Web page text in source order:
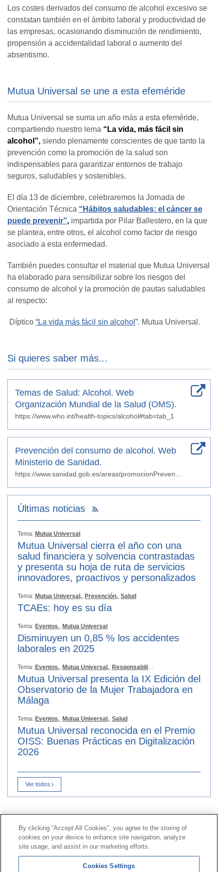
Los costes derivados del consumo de alcohol excesivo se
constatan también en el ámbito laboral y productividad de
las empresas, ocasionando disminución de rendimiento,
propensión a accidentalidad laboral o aumento del
absentismo.
Mutua Universal se une a esta efeméride
Mutua Universal se suma un año más a esta efeméride,
compartiendo nuestro lema “La vida, más fácil sin
alcohol”, siendo plenamente conscientes de que tanto la
prevención como la promoción de la salud son
indispensables para garantizar entornos de trabajo
seguros, saludables y sostenibles.
El día 13 de diciembre, celebraremos la Jornada de
Orientación Técnica “Hábitos saludables: el cáncer se
puede prevenir”, impartida por Pilar Ballestero, en la que
se plantea, entre otros, el alcohol como factor de riesgo
asociado a esta enfermedad.
También puedes consultar el material que Mutua Universal
ha elaborado para sensibilizar sobre los riesgos del
consumo de alcohol y la promoción de pautas saludables
al respecto:
Díptico “La vida más fácil sin alcohol ”. Mutua Universal.
Si quieres saber más...
Temas de Salud: Alcohol. Web
Organización Mundial de la Salud (OMS).
https://www.who.int/health-topics/alcohol#tab=tab_1
Prevención del consumo de alcohol. Web
Ministerio de Sanidad.
Últimas noticias
Tema: Mutua Universal
Mutua Universal cierra el año con una
salud financiera y solvencia contrastadas
y presenta su hoja de ruta de servicios
innovadores, proactivos y personalizados
Tema: Mutua Universal, Prevención, Salud
TCAEs: hoy es su día
Tema: Eventos, Mutua Universal
Disminuyen un 0,85 % los accidentes
laborales en 2025
Tema: Eventos, Mutua Universal, Responsabilidad Social
Mutua Universal presenta la IX Edición del
Observatorio de la Mujer Trabajadora en
Málaga
Tema: Eventos, Mutua Universal, Salud
Mutua Universal reconocida en el Premio
OISS: Buenas Prácticas en Digitalización
2026
Ver todos
Línea Universal 900 203 203|Zona Privada Comisión de
Prestaciones Especiales
|Zona Privada Proveedor
Sanitario
By clicking “Accept All Cookies”, you agree to the storing of
cookies on your device to enhance site navigation, analyze
site usage, and assist in our marketing efforts.
Cookies Settings